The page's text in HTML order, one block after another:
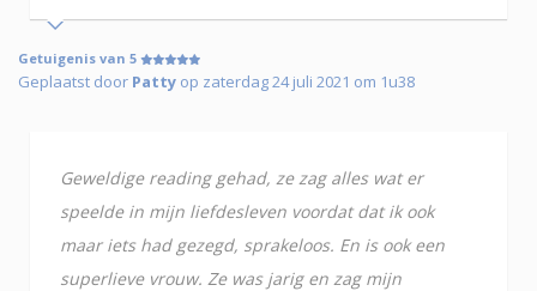
Getuigenis van 5
Geplaatst door Patty op zaterdag 24 juli 2021 om 1u38
Geweldige reading gehad, ze zag alles wat er
speelde in mijn liefdesleven voordat dat ik ook
maar iets had gezegd, sprakeloos. En is ook een
superlieve vrouw. Ze was jarig en zag mijn